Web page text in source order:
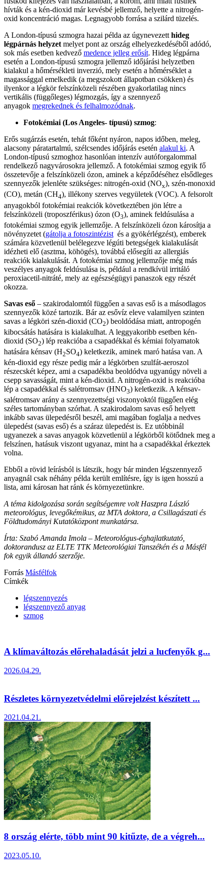
hívták és a kén-dioxid már kevésbé jellemző, helyette a nitrogén-
oxid koncentráció magas. Legnagyobb forrása a szilárd tüzelés.
A London-típusú szmogra hazai példa az úgynevezett hideg
légpárnás helyzet melyet pont az ország elhelyezkedéséből adódó,
sok más esetben kedvező medence jelleg erősít. Hideg légpárna
esetén a London-típusú szmogra jellemző időjárási helyzetben
kialakul a hőmérsékleti inverzió, mely esetén a hőmérséklet a
magassággal emelkedik (a megszokott állapotban csökken) és
ilyenkor a légkör felszínközeli részében gyakorlatilag nincs
vertikális (függőleges) légmozgás, így a szennyező
anyagok megrekednek és felhalmozódnak.
Fotokémiai (Los Angeles- típusú) szmog:
Erős sugárzás esetén, tehát főként nyáron, napos időben, meleg,
alacsony páratartalmú, szélcsendes időjárás esetén alakul ki. A
London-típusú szmoghoz hasonlóan intenzív autóforgalommal
rendelkező nagyvárosokra jellemző. A fotokémiai szmog egyik fő
összetevője a felszínközeli ózon, aminek a képződéséhez elsődleges
szennyezők jelenléte szükséges: nitrogén-oxid (NOx), szén-monoxid
(CO), metán (CH4), illékony szerves vegyületek (VOC). A felsorolt
anyagokból fotokémiai reakciók következtében jön létre a
felszínközeli (troposzférikus) ózon (O3), aminek feldúsulása a
fotokémiai szmog egyik jellemzője. A felszínközeli ózon károsítja a
növényzetet (gátolja a fotoszintézist és a gyökérlégzést), emberek
számára közvetlenül belélegezve légúti betegségek kialakulását
idézheti elő (asztma, köhögés), továbbá elősegíti az allergiás
reakciók kialakulását. A fotokémiai szmog jellemzője még más
veszélyes anyagok feldúsulása is, például a rendkívül irritáló
peroxiacetil-nitráté, mely az egészségügyi panaszok egy részét
okozza.
Savas eső – szakirodalomtól függően a savas eső is a másodlagos
szennyezők közé tartozik. Bár az esővíz eleve valamilyen szinten
savas a légköri szén-dioxid (CO2) beoldódása miatt, antropogén
kibocsátás hatására is kialakulhat. A leggyakoribb esetben kén-
dioxid (SO2) lép reakcióba a csapadékkal és kémiai folyamatok
hatására kénsav (H2SO4) keletkezik, aminek maró hatása van. A
kén-dioxid egy része pedig már a légkörben szulfát-aeroszol
részecskét képez, ami a csapadékba beoldódva ugyanúgy növeli a
csepp savasságát, mint a kén-dioxid. A nitrogén-oxid is reakcióba
lép a csapadékkal és salétromsav (HNO3) keletkezik. A kénsav-
salétromsav arány a szennyezettségi viszonyoktól függően elég
széles tartományban szórhat. A szakirodalom savas eső helyett
inkább savas ülepedésről beszél, ami magában foglalja a nedves
ülepedést (savas eső) és a száraz ülepedést is. Ez utóbbinál
ugyanezek a savas anyagok közvetlenül a légkörből kötődnek meg a
felszínen, hatásuk viszont ugyanaz, mint ha a csapadékkal érkeztek
volna.
Ebből a rövid leírásból is látszik, hogy bár minden légszennyező
anyagnál csak néhány példa került említésre, így is igen hosszú a
lista, ami károsan hat ránk és környezetünkre.
A téma kidolgozása során segítségemre volt Haszpra László
meteorológus, levegőkémikus, az MTA doktora, a Csillagászati és
Földtudományi Kutatóközpont munkatársa.
Írta: Szabó Amanda Imola – Meteorológus-éghajlatkutató,
doktorandusz az ELTE TTK Meteorológiai Tanszékén és a Másfél
fok egyik állandó szerzője.
Forrás Másfélfok
Címkék
légszennyezés
légszennyező anyag
szmog
A klímaváltozás előrehaladását jelzi a lucfenyők g...
2026.04.29.
Részletes környezetvédelmi előrejelzést készített ...
2021.04.21.
8 ország elérte, több mint 90 kitűzte, de a végreh...
2023.05.10.